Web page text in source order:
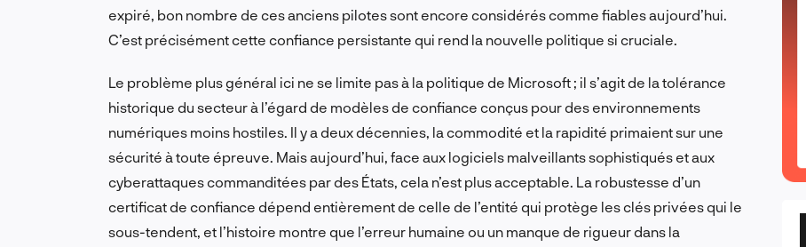
expiré, bon nombre de ces anciens pilotes sont encore considérés comme fiables aujourd’hui.
C’est précisément cette confiance persistante qui rend la nouvelle politique si cruciale.
Le problème plus général ici ne se limite pas à la politique de Microsoft ; il s’agit de la tolérance
historique du secteur à l’égard de modèles de confiance conçus pour des environnements
numériques moins hostiles. Il y a deux décennies, la commodité et la rapidité primaient sur une
sécurité à toute épreuve. Mais aujourd’hui, face aux logiciels malveillants sophistiqués et aux
cyberattaques commanditées par des États, cela n’est plus acceptable. La robustesse d’un
certificat de confiance dépend entièrement de celle de l’entité qui protège les clés privées qui le
sous-tendent, et l’histoire montre que l’erreur humaine ou un manque de rigueur dans la